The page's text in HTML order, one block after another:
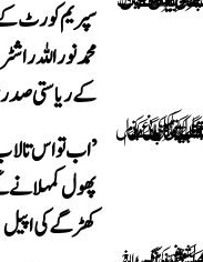
سپریم کورٹ
محمد نور اللہ
کے ریاستی صدر
’اب تو اس
پھول کمہلانے
کھڑگے کی اپیل